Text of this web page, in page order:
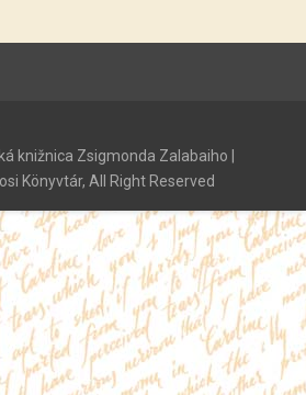
knižnica Zsigmonda Zalabaiho |
Könyvtár, All Right Reserved